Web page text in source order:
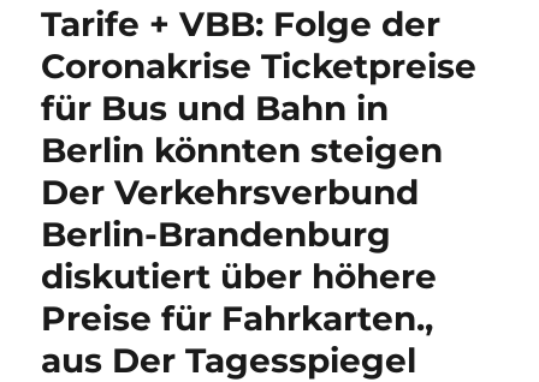
Tarife + VBB: Folge der
Coronakrise Ticketpreise
für Bus und Bahn in
Berlin könnten steigen
Der Verkehrsverbund
Berlin-Brandenburg
diskutiert über höhere
Preise für Fahrkarten.,
aus Der Tagesspiegel